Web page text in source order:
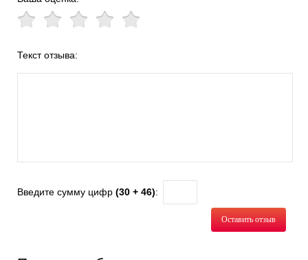
Текст отзыва:
Введите сумму цифр (30 + 46):
Оставить отзыв